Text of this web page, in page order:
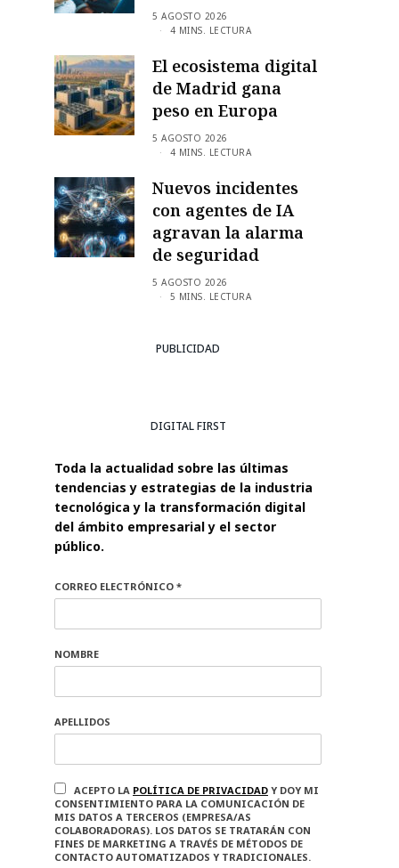
5 AGOSTO 2026
4 MINS. LECTURA
El ecosistema digital
de Madrid gana
peso en Europa
5 AGOSTO 2026
4 MINS. LECTURA
Nuevos incidentes
con agentes de IA
agravan la alarma
de seguridad
5 AGOSTO 2026
5 MINS. LECTURA
PUBLICIDAD
DIGITAL FIRST
Toda la actualidad sobre las últimas
tendencias y estrategias de la industria
tecnológica y la transformación digital
del ámbito empresarial y el sector
público.
CORREO ELECTRÓNICO *
NOMBRE
APELLIDOS
ACEPTO LA POLÍTICA DE PRIVACIDAD Y DOY MI
CONSENTIMIENTO PARA LA COMUNICACIÓN DE
MIS DATOS A TERCEROS (EMPRESA/AS
COLABORADORAS). LOS DATOS SE TRATARÁN CON
FINES DE MARKETING A TRAVÉS DE MÉTODOS DE
CONTACTO AUTOMATIZADOS Y TRADICIONALES.